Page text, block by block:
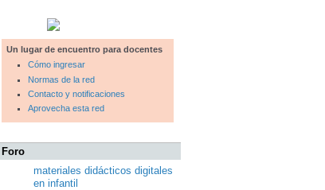
Un lugar de encuentro para docentes
Cómo ingresar
Normas de la red
Contacto y notificaciones
Aprovecha esta red
Foro
materiales didácticos digitales
en infantil